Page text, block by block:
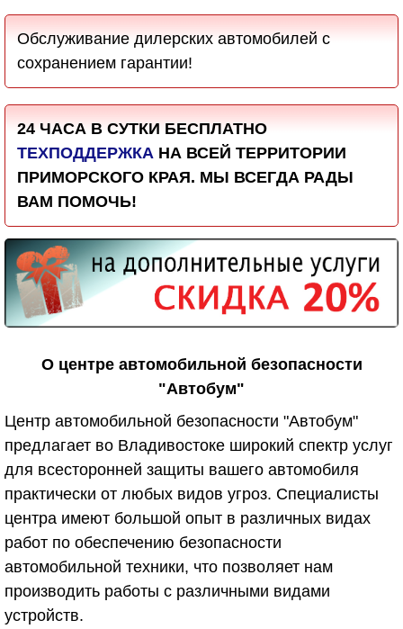
Обслуживание дилерских автомобилей с
сохранением гарантии!
24 ЧАСА В СУТКИ БЕСПЛАТНО
ТЕХПОДДЕРЖКА НА ВСЕЙ ТЕРРИТОРИИ
ПРИМОРСКОГО КРАЯ. МЫ ВСЕГДА РАДЫ
ВАМ ПОМОЧЬ!
О центре автомобильной безопасности
"Автобум"
Центр автомобильной безопасности "Автобум"
предлагает во Владивостоке широкий спектр услуг
для всесторонней защиты вашего автомобиля
практически от любых видов угроз. Специалисты
центра имеют большой опыт в различных видах
работ по обеспечению безопасности
автомобильной техники, что позволяет нам
производить работы с различными видами
устройств.